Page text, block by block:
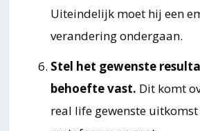
Uiteindelijk moet hij een
verandering ondergaan.
Stel het gewenste
behoefte vast. Dit komt
real life gewenste